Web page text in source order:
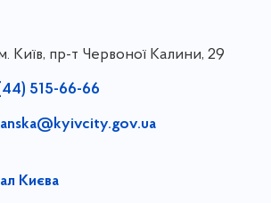
Київ, пр-т Червоної Калини, 29
515-66-66
Києва